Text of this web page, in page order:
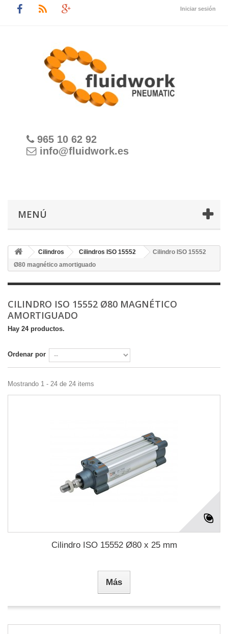
Iniciar sesión
965 10 62 92
info@fluidwork.es
MENÚ
Cilindros Cilindros ISO 15552
Cilindro ISO 15552
Ø80 magnético amortiguado
CILINDRO ISO 15552 Ø80 MAGNÉTICO
AMORTIGUADO
Hay 24 productos.
Ordenar por
Mostrando 1 - 24 de 24 items
Cilindro ISO 15552 Ø80 x 25 mm
Más